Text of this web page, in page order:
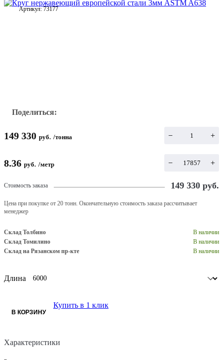
Артикул: 73177
Поделиться:
149 330 руб. /тонна − +
8.36 руб. /метр − +
Стоимость заказа 149 330 руб.
Цена при покупке от 20 тонн. Окончательную стоимость заказа рассчитывает
менеджер
Склад Толбино
В наличии
Склад Томилино
В наличии
Склад на Рязанском пр-кте
В наличии
Длина
В КОРЗИНУ
Купить в 1 клик
Характеристики